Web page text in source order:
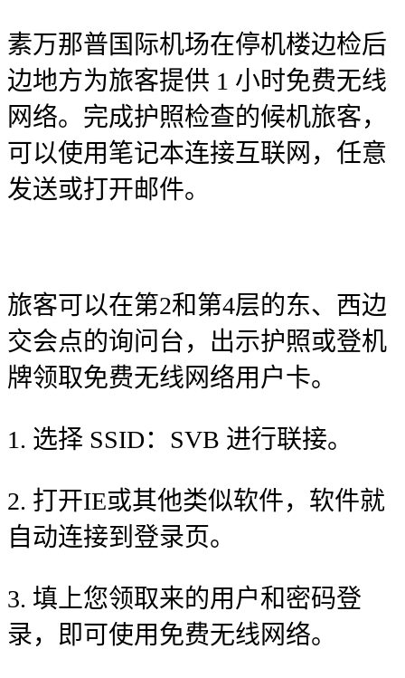
素万那普国际机场在停机楼边检后
边地方为旅客提供 1 小时免费无线
网络。完成护照检查的候机旅客，
可以使用笔记本连接互联网，任意
发送或打开邮件。
旅客可以在第2和第4层的东、西边
交会点的询问台，出示护照或登机
牌领取免费无线网络用户卡。
1. 选择 SSID：SVB 进行联接。
2. 打开IE或其他类似软件，软件就
自动连接到登录页。
3. 填上您领取来的用户和密码登
录，即可使用免费无线网络。